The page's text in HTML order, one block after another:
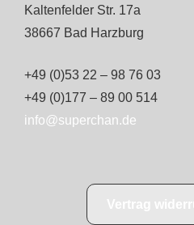
Kaltenfelder Str. 17a
38667 Bad Harzburg
+49 (0)53 22 – 98 76 03
+49 (0)177 – 89 00 514
info@superchan.de